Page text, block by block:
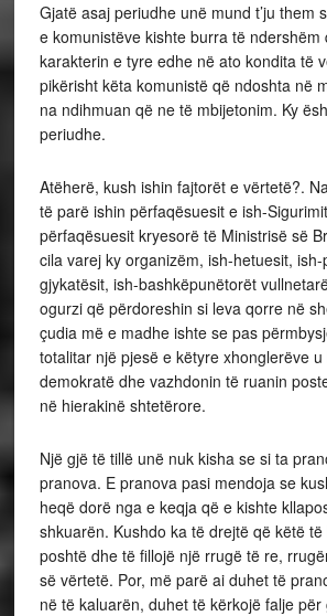
Gjatë asaj periudhe unë mund t’ju them
e komunistëve kishte burra të ndershëm
karakterin e tyre edhe në ato kondita të
pikërisht këta komunistë që ndoshta në
na ndihmuan që ne të mbijetonim. Ky
periudhe.
Atëherë, kush ishin fajtorët e vërtetë?.
të parë ishin përfaqësuesit e ish-
përfaqësuesit kryesorë të Ministrisë së
cila varej ky organizëm, ish-hetuesit,
gjykatësit, ish-bashkëpunëtorët
ogurzi që përdoreshin si leva qorre në
çudia më e madhe ishte se pas
totalitar një pjesë e këtyre xhonglerëve
demokratë dhe vazhdonin të ruanin
në hierakinë shtetërore.
Një gjë të tillë unë nuk kisha se si ta
pranova. E pranova pasi mendoja se
heqë dorë nga e keqja që e kishte
shkuarën. Kushdo ka të drejtë që këtë
poshtë dhe të fillojë një rrugë të re,
së vërtetë. Por, më parë ai duhet të
në të kaluarën, duhet të kërkojë falje për